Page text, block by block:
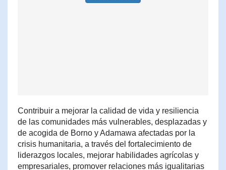
Contribuir a mejorar la calidad de vida y resiliencia
de las comunidades más vulnerables, desplazadas y
de acogida de Borno y Adamawa afectadas por la
crisis humanitaria, a través del fortalecimiento de
liderazgos locales, mejorar habilidades agrícolas y
empresariales, promover relaciones más igualitarias